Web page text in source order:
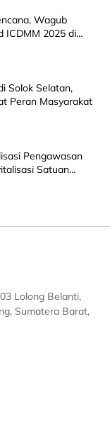
Wagub
ICDMM 2025 di
Solok Selatan,
Peran Masyarakat
Pengawasan
Satuan
Lolong Belanti,
Sumatera Barat,